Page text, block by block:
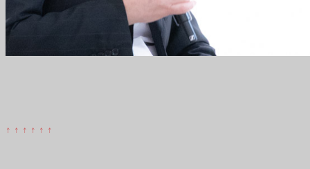
↑ ↑ ↑ ↑ ↑ ↑